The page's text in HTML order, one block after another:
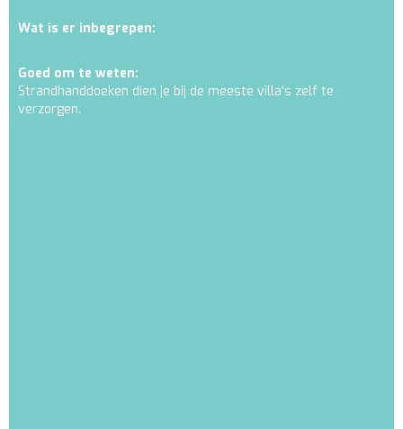
Wat is er inbegrepen:
Goed om te weten:
Strandhanddoeken dien je bij de meeste villa's zelf te
verzorgen.